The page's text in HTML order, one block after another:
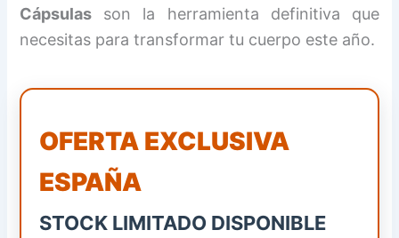
Cápsulas son la herramienta definitiva que
necesitas para transformar tu cuerpo este año.
OFERTA EXCLUSIVA
ESPAÑA
STOCK LIMITADO DISPONIBLE